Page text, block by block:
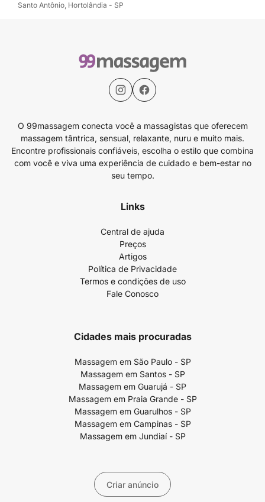
Santo Antônio, Hortolândia - SP
O 99massagem conecta você a massagistas que oferecem
massagem tântrica, sensual, relaxante, nuru e muito mais.
Encontre profissionais confiáveis, escolha o estilo que combina
com você e viva uma experiência de cuidado e bem-estar no
seu tempo.
Links
Central de ajuda
Preços
Artigos
Política de Privacidade
Termos e condições de uso
Fale Conosco
Cidades mais procuradas
Massagem em São Paulo - SP
Massagem em Santos - SP
Massagem em Guarujá - SP
Massagem em Praia Grande - SP
Massagem em Guarulhos - SP
Massagem em Campinas - SP
Massagem em Jundiaí - SP
Criar anúncio